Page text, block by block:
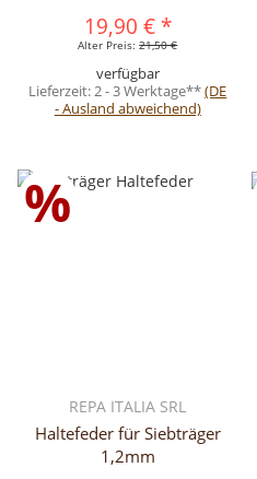
19,90 € *
Alter Preis:21,50 €
verfügbar
Lieferzeit:2 - 3 Werktage**(DE
- Ausland abweichend)
%
REPA ITALIA SRL
Haltefeder für Siebträger
1,2mm